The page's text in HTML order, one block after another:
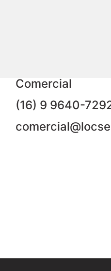
Comercial
(16) 9 9640-